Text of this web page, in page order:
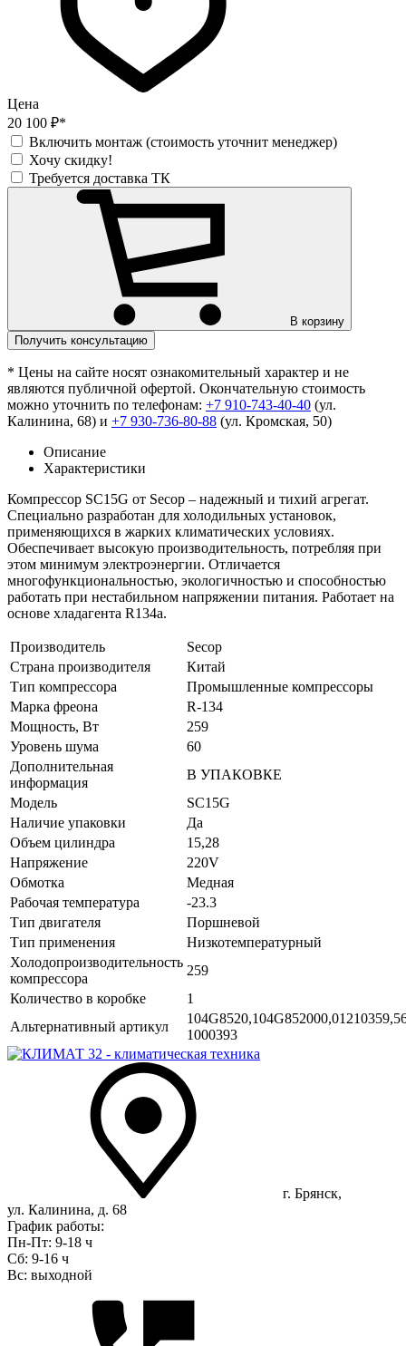
Цена
20 100 ₽*
Включить монтаж (стоимость уточнит менеджер)
Хочу скидку!
Требуется доставка ТК
В корзину
Получить консультацию
* Цены на сайте носят ознакомительный характер и не
являются публичной офертой. Окончательную стоимость
можно уточнить по телефонам: +7 910-743-40-40 (ул.
Калинина, 68) и +7 930-736-80-88 (ул. Кромская, 50)
Описание
Характеристики
Компрессор SC15G от Secop – надежный и тихий агрегат.
Специально разработан для холодильных установок,
применяющихся в жарких климатических условиях.
Обеспечивает высокую производительность, потребляя при
этом минимум электроэнергии. Отличается
многофункциональностью, экологичностью и способностью
работать при нестабильном напряжении питания. Работает на
основе хладагента R134a.
Производитель
Secop
Страна производителя
Китай
Тип компрессора
Промышленные компрессоры
Марка фреона
R-134
Мощность, Вт
259
Уровень шума
60
Дополнительная
информация
В УПАКОВКЕ
Модель
SC15G
Наличие упаковки
Да
Объем цилиндра
15,28
Напряжение
220V
Обмотка
Медная
Рабочая температура
-23.3
Тип двигателя
Поршневой
Тип применения
Низкотемпературный
Холодопроизводительность
компрессора
259
Количество в коробке
1
Альтернативный артикул
1000393
г. Брянск,
ул. Калинина, д. 68
График работы:
Пн-Пт: 9-18 ч
Сб: 9-16 ч
Вс: выходной